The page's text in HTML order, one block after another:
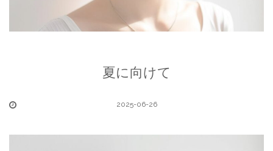
夏に向けて
2025-06-26